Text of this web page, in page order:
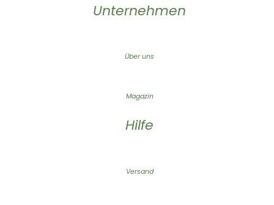
Unternehmen
Über uns
Magazin
Hilfe
Versand